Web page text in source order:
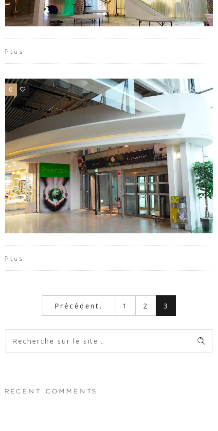
Plus
0 0
Plus
Précédent. 1 2 3
RECENT COMMENTS